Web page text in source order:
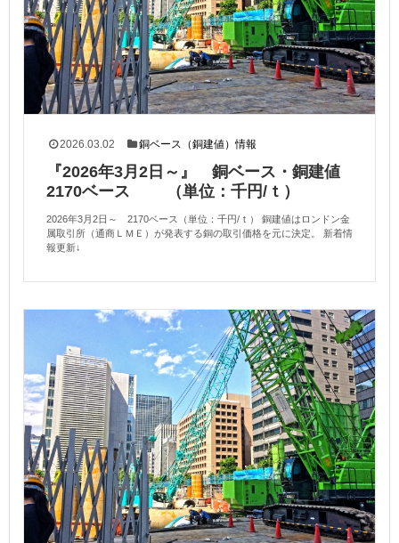
2026.03.02 銅ベース（銅建値）情報
『2026年3月2日～』 銅ベース・銅建値
2170ベース （単位：千円/ｔ）
2026年3月2日～ 2170ベース（単位：千円/ｔ） 銅建値はロンドン金
属取引所（通商ＬＭＥ）が発表する銅の取引価格を元に決定。 新着情
報更新↓